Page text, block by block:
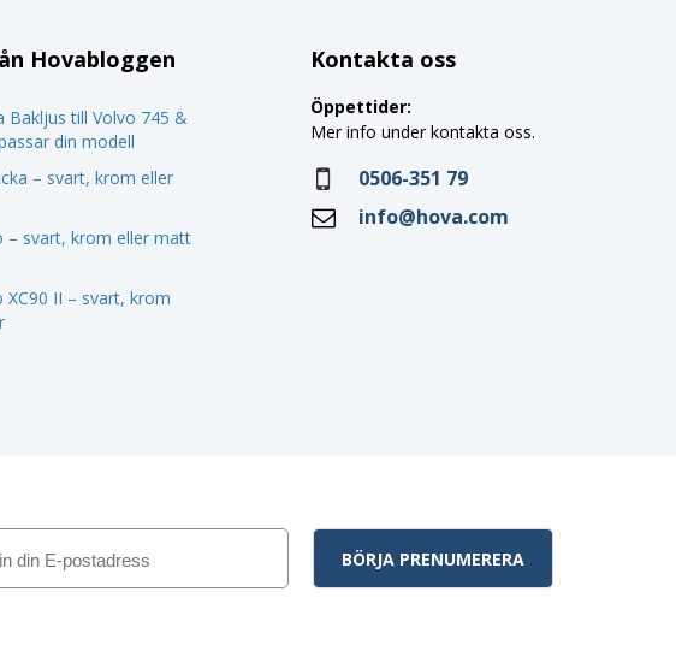
Hovabloggen
Bakljus till Volvo 745 &
din modell
– svart, krom eller
– svart, krom eller matt
XC90 II – svart, krom
Kontakta oss
Öppettider:
Mer info under kontakta oss.
0506-351 79
info@hova.com